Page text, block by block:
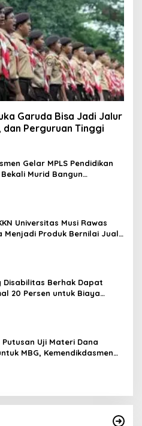
Garuda Bisa Jadi Jalur
dan Perguruan Tinggi
Gelar MPLS Pendidikan
Murid Bangun
Universitas Musi Rawas
Menjadi Produk Bernilai Jual
UMKM Desa Air Satan
Disabilitas Berhak Dapat
20 Persen untuk Biaya
Putusan Uji Materi Dana
MBG, Kemendikdasmen
Putusan